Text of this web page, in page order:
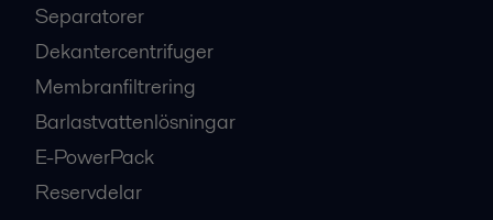
Separatorer
Dekantercentrifuger
Membranfiltrering
Barlastvattenlösningar
E-PowerPack
Reservdelar